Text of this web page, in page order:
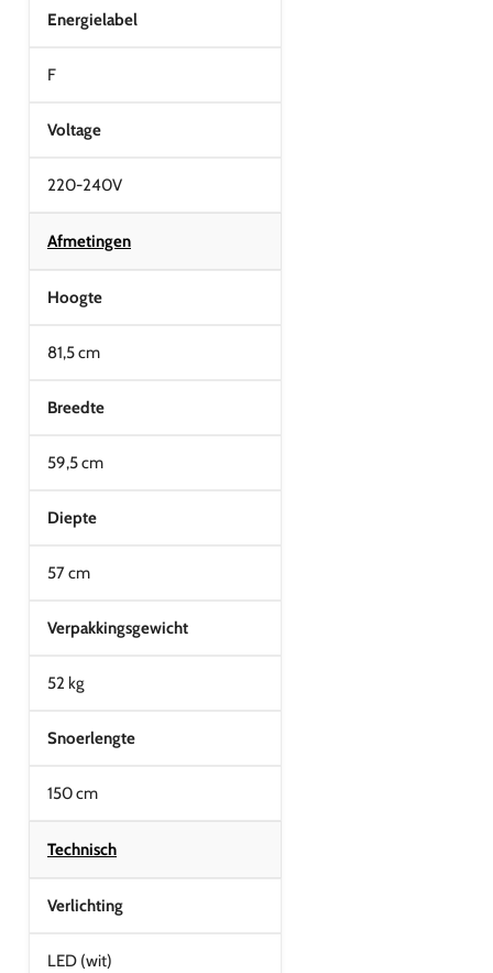
Energielabel
F
Voltage
220-240V
Afmetingen
Hoogte
81,5 cm
Breedte
59,5 cm
Diepte
57 cm
Verpakkingsgewicht
52 kg
Snoerlengte
150 cm
Technisch
Verlichting
LED (wit)